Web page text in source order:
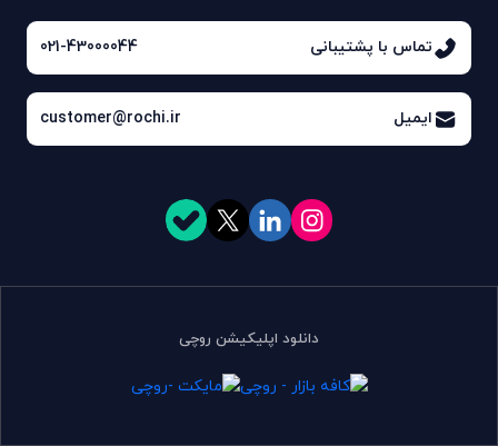
تماس با پشتیبانی 021-43000044
ایمیل customer@rochi.ir
دانلود اپلیکیشن روچی